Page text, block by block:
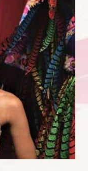
loin. Elle